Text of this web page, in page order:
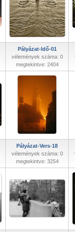
Pályázat-Idő-01
vélemények száma: 0
megtekintve: 2404
Pályázat-Vers-18
vélemények száma: 0
megtekintve: 3254